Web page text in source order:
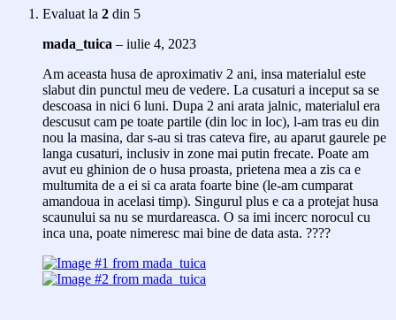
Evaluat la 2 din 5
mada_tuica – iulie 4, 2023
Am aceasta husa de aproximativ 2 ani, insa materialul este
slabut din punctul meu de vedere. La cusaturi a inceput sa se
descoasa in nici 6 luni. Dupa 2 ani arata jalnic, materialul era
descusut cam pe toate partile (din loc in loc), l-am tras eu din
nou la masina, dar s-au si tras cateva fire, au aparut gaurele pe
langa cusaturi, inclusiv in zone mai putin frecate. Poate am
avut eu ghinion de o husa proasta, prietena mea a zis ca e
multumita de a ei si ca arata foarte bine (le-am cumparat
amandoua in acelasi timp). Singurul plus e ca a protejat husa
scaunului sa nu se murdareasca. O sa imi incerc norocul cu
inca una, poate nimeresc mai bine de data asta. ????